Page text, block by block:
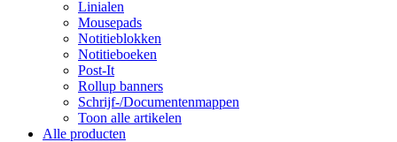
Linialen
Mousepads
Notitieblokken
Notitieboeken
Post-It
Rollup banners
Schrijf-/Documentenmappen
Toon alle artikelen
Alle producten